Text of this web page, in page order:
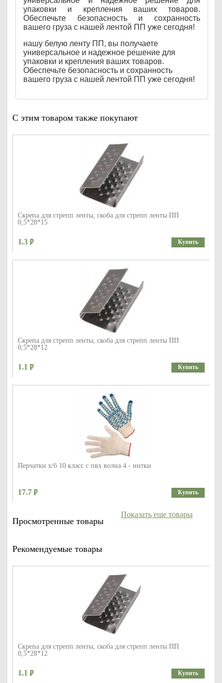
упаковки и крепления ваших товаров.
Обеспечьте безопасность и сохранность
вашего груза с нашей лентой ПП уже сегодня!
нашу белую ленту ПП, вы получаете
универсальное и надежное решение для
упаковки и крепления ваших товаров.
Обеспечьте безопасность и сохранность
вашего груза с нашей лентой ПП уже сегодня!
С этим товаром также покупают
Скрепа для стрепп ленты, скоба для стрепп ленты ПП
0,5*28*15
1.3 Купить
Скрепа для стрепп ленты, скоба для стрепп ленты ПП
0,5*28*12
1.1 Купить
Перчатки х/б 10 класс с пвх волна 4 - нитки
17.7 Купить
Просмотренные товары
Рекомендуемые товары
Скрепа для стрепп ленты, скоба для стрепп ленты ПП
0,5*28*12
1.1 Купить
Показать еще товары